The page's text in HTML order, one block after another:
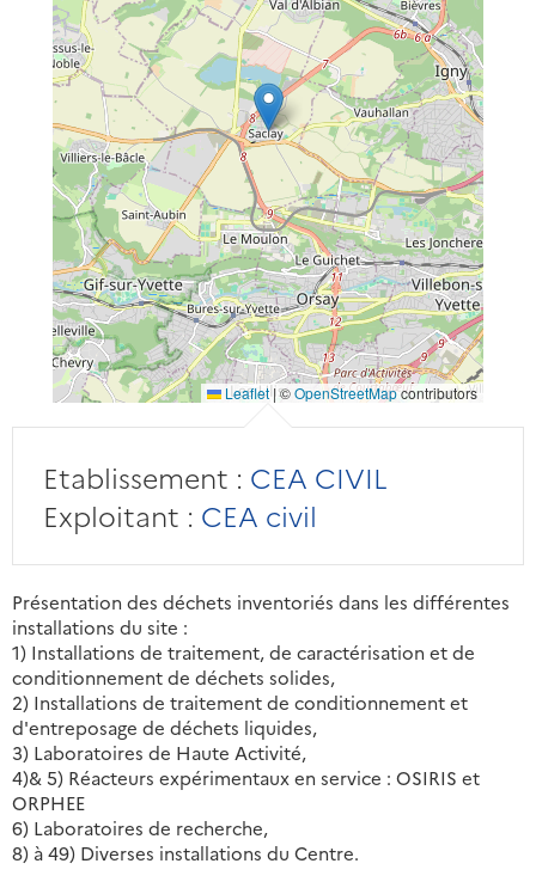
Leaflet |©OpenStreetMapcontributors
Etablissement : CEA CIVIL
Exploitant : CEA civil
Présentation des déchets inventoriés dans les différentes
installations du site :
1) Installations de traitement, de caractérisation et de
conditionnement de déchets solides,
2) Installations de traitement de conditionnement et
d'entreposage de déchets liquides,
3) Laboratoires de Haute Activité,
4)& 5) Réacteurs expérimentaux en service : OSIRIS et
ORPHEE
6) Laboratoires de recherche,
8) à 49) Diverses installations du Centre.